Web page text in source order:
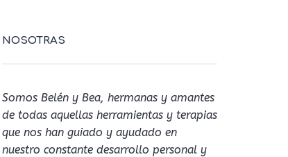
NOSOTRAS
Somos Belén y Bea, hermanas y amantes
de todas aquellas herramientas y terapias
que nos han guiado y ayudado en
nuestro constante desarrollo personal y